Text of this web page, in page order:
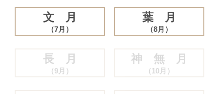
文 月
（7月）
葉 月
（8月）
長 月
（9月）
神 無 月
（10月）